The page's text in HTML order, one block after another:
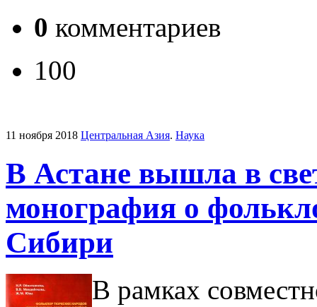
0 комментариев
100
11 ноября 2018 Центральная Азия. Наука
В Астане вышла в
монография о
Сибири
В рамках